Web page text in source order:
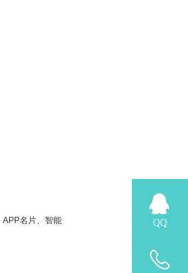
QQ
APP名片、智能